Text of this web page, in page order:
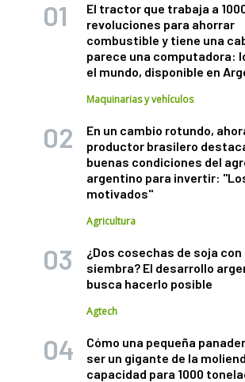
El tractor que trabaja a
revoluciones para ahorrar
combustible y tiene una
parece una computadora:
el mundo, disponible en
Maquinarias y vehículos
En un cambio rotundo,
productor brasilero
buenas condiciones del
argentino para invertir:
motivados"
Agricultura
¿Dos cosechas de soja con
siembra? El desarrollo
busca hacerlo posible
Agtech
Cómo una pequeña
ser un gigante de la
capacidad para 1000